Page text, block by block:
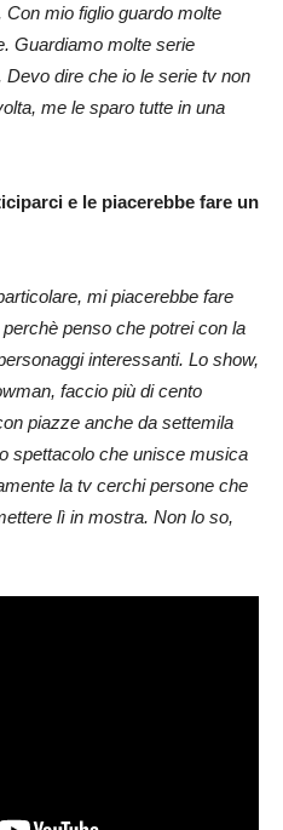
mio figlio guardo molte
Guardiamo molte serie
dire che io le serie tv non
me le sparo tutte in una
e le piacerebbe fare un
mi piacerebbe fare
penso che potrei con la
interessanti. Lo show,
faccio più di cento
piazze anche da settemila
spettacolo che unisce musica
la tv cerchi persone che
lì in mostra. Non lo so,